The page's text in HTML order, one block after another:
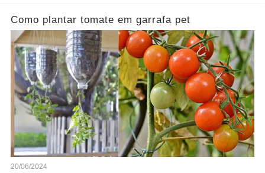
Como plantar tomate em garrafa pet
20/06/2024